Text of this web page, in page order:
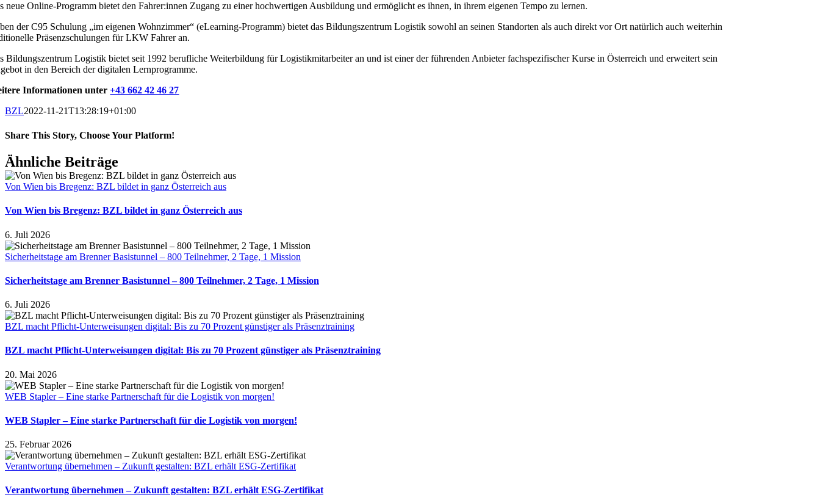
neue Online-Programm bietet den Fahrer:innen Zugang zu einer hochwertigen Ausbildung und ermöglicht es ihnen, in ihrem eigenen Tempo zu lernen.
der C95 Schulung „im eigenen Wohnzimmer“ (eLearning-Programm) bietet das Bildungszentrum Logistik sowohl an seinen Standorten als auch direkt vor Ort natürlich auch weiterhin
Präsenzschulungen für LKW Fahrer an.
Bildungszentrum Logistik bietet seit 1992 berufliche Weiterbildung für Logistikmitarbeiter an und ist einer der führenden Anbieter fachspezifischer Kurse in Österreich und erweitert sein
in den Bereich der digitalen Lernprogramme.
Informationen unter+43 662 42 46 27
BZL2022-11-21T13:28:19+01:00
Share This Story, Choose Your Platform!
Facebook
X
Reddit
LinkedIn
Tumblr
Pinterest
Vk
E-
Mail
Ähnliche Beiträge
Von Wien bis Bregenz: BZL bildet in ganz Österreich aus
Von Wien bis Bregenz: BZL bildet in ganz Österreich aus
6. Juli 2026
Sicherheitstage am Brenner Basistunnel – 800 Teilnehmer, 2 Tage, 1 Mission
Sicherheitstage am Brenner Basistunnel – 800 Teilnehmer, 2 Tage, 1 Mission
6. Juli 2026
BZL macht Pflicht-Unterweisungen digital: Bis zu 70 Prozent günstiger als Präsenztraining
BZL macht Pflicht-Unterweisungen digital: Bis zu 70 Prozent günstiger als Präsenztraining
20. Mai 2026
WEB Stapler – Eine starke Partnerschaft für die Logistik von morgen!
WEB Stapler – Eine starke Partnerschaft für die Logistik von morgen!
25. Februar 2026
Verantwortung übernehmen – Zukunft gestalten: BZL erhält ESG-Zertifikat
Verantwortung übernehmen – Zukunft gestalten: BZL erhält ESG-Zertifikat